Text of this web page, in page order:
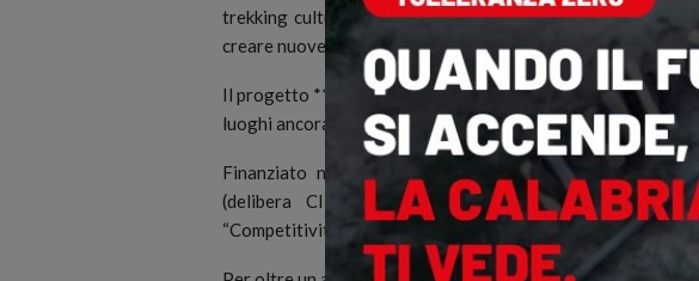
trekking culturali guidati. Spazio anche agli incontri B2B
creare nuove sinergie e promuovere il territorio.
Il progetto **High Wellness South Italy** punta infatti a
luoghi ancora poco conosciuti ma straordinariamente
Finanziato nell’ambito del Piano Sviluppo e Coesione
(delibera CIPESS n. 58/2021), il progetto
“Competitività Imprese”, settore “Turismo e Ospitalità” –